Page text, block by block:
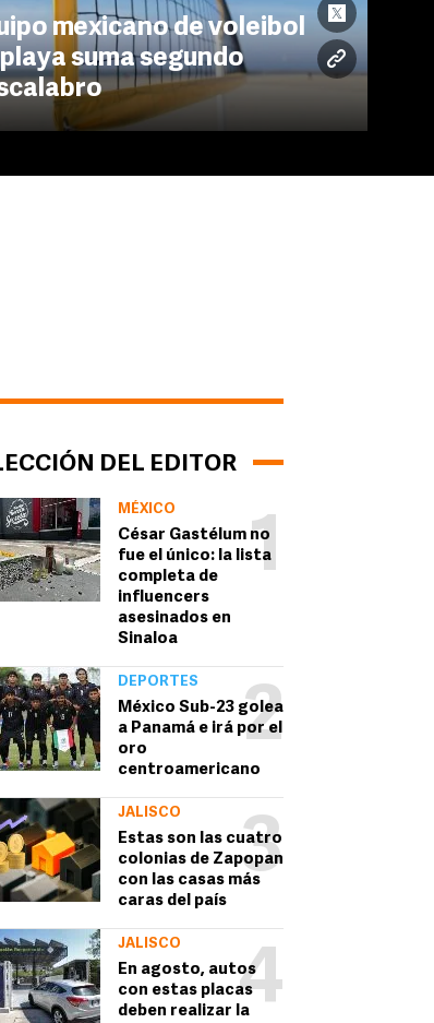
mexicano de voleibol
suma segundo
DEL EDITOR
1
MÉXICO
César Gastélum no
fue el único: la lista
completa de
influencers
asesinados en
Sinaloa
2
DEPORTES
México Sub-23 golea
a Panamá e irá por el
oro
centroamericano
3
JALISCO
Estas son las cuatro
colonias de Zapopan
con las casas más
caras del país
4
JALISCO
En agosto, autos
con estas placas
deben realizar la